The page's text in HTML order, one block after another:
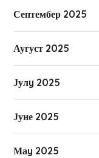
Септембер 2025
Аугуст 2025
Јулy 2025
Јуне 2025
Маy 2025